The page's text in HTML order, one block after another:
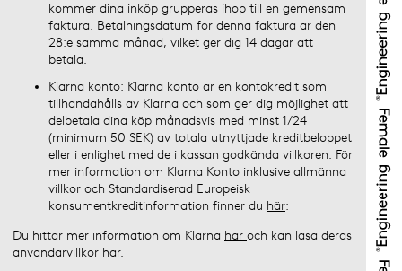
kommer dina inköp grupperas ihop till en gemensam
faktura. Betalningsdatum för denna faktura är den
28:e samma månad, vilket ger dig 14 dagar att
betala.
Klarna konto: Klarna konto är en kontokredit som
tillhandahålls av Klarna och som ger dig möjlighet att
delbetala dina köp månadsvis med minst 1/24
(minimum 50 SEK) av totala utnyttjade kreditbeloppet
eller i enlighet med de i kassan godkända villkoren. För
mer information om Klarna Konto inklusive allmänna
villkor och Standardiserad Europeisk
konsumentkreditinformation finner du här:
Du hittar mer information om Klarna här och kan läsa deras
användarvillkor här.